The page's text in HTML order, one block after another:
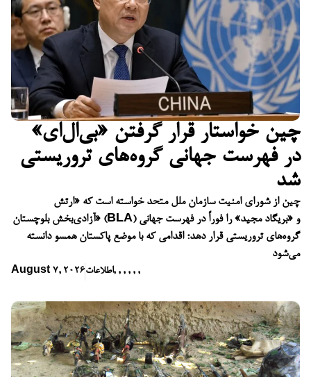
چین خواستار قرار گرفتن «بی‌ال‌ای»
در فهرست جهانی گروه‌های تروریستی
شد
چین از شورای امنیت سازمان ملل متحد خواسته است که «ارتش
آزادی‌بخش بلوچستان» (BLA) و «بریگاد مجید» را فوراً در فهرست جهانی
گروه‌های تروریستی قرار دهد؛ اقدامی که با موضع پاکستان همسو دانسته
می‌شود
August 7, 2026اطلاعات, , , , , ,